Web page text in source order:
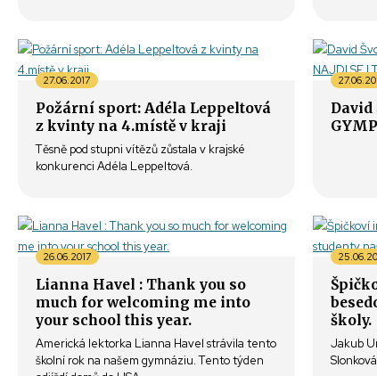
Požární sport: Adéla Leppeltová
z kvinty na 4.místě v kraji
27.06.2017
Těsně pod stupni vítězů zůstala v krajské
konkurenci Adéla Leppeltová.
David
Lianna Havel : Thank you so
much for welcoming me into
your school this year.
26.06.2017
Americká lektorka Lianna Havel strávila tento
školní rok na našem gymnáziu. Tento týden
školy.
Jakub